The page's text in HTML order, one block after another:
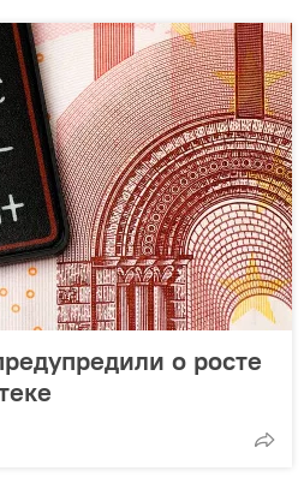
о росте